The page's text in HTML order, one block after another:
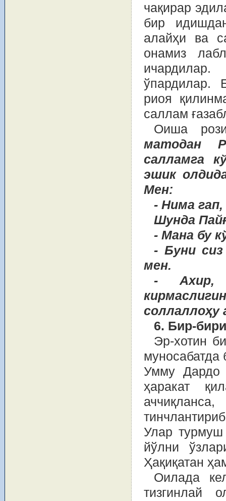
чақирар
бир
алайҳи ва
онамиз
ўпардилар.
риоя
саллам
Оиша
матодан
салламга
эшик
Мен:
- Нима
Шунда
- Мана бу
- Буни
мен.
- Ахир,
соллаллоҳу
6. Бир-
Эр-хотин
муносабатда
Умму Дардо
ҳаракат
Улар
йўлни
Ҳақиқатан
Оилада
тизгинлай